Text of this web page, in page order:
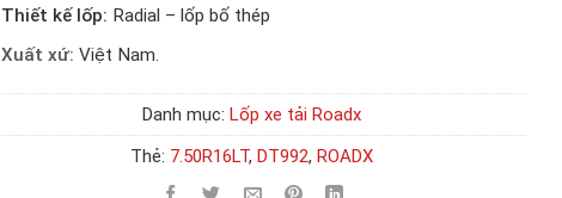
Thiết kế lốp: Radial – lốp bố thép
Xuất xứ: Việt Nam.
Danh mục:Lốp xe tải Roadx
Thẻ: 7.50R16LT,DT992,ROADX